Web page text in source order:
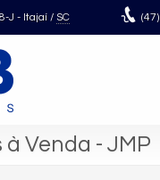
J - Itajaí / SC (47)
à Venda - JMP